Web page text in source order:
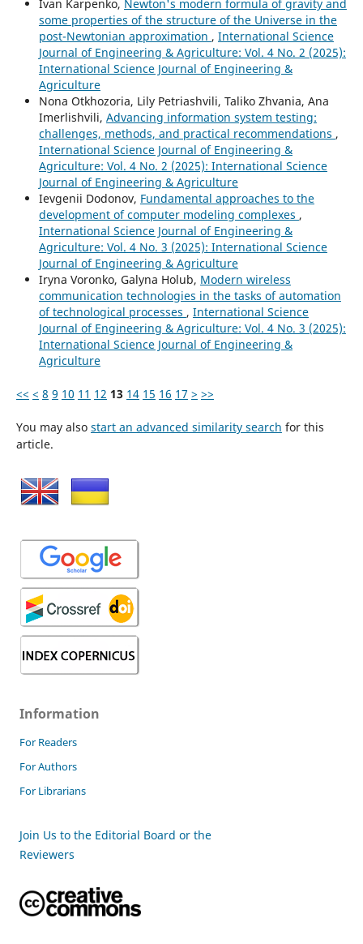
Ivan Karpenko, Newton's modern formula of gravity and
some properties of the structure of the Universe in the
post-Newtonian approximation , International Science
Journal of Engineering & Agriculture: Vol. 4 No. 2 (2025):
International Science Journal of Engineering &
Agriculture
Nona Otkhozoria, Lily Petriashvili, Taliko Zhvania, Ana
Imerlishvili, Advancing information system testing:
challenges, methods, and practical recommendations ,
International Science Journal of Engineering &
Agriculture: Vol. 4 No. 2 (2025): International Science
Journal of Engineering & Agriculture
Ievgenii Dodonov, Fundamental approaches to the
development of computer modeling complexes ,
International Science Journal of Engineering &
Agriculture: Vol. 4 No. 3 (2025): International Science
Journal of Engineering & Agriculture
Iryna Voronko, Galyna Holub, Modern wireless
communication technologies in the tasks of automation
of technological processes , International Science
Journal of Engineering & Agriculture: Vol. 4 No. 3 (2025):
International Science Journal of Engineering &
Agriculture
<< < 8 9 10 11 12 13 14 15 16 17 > >>
You may also start an advanced similarity search for this
article.
Information
For Readers
For Authors
For Librarians
Join Us to the Editorial Board or the
Reviewers